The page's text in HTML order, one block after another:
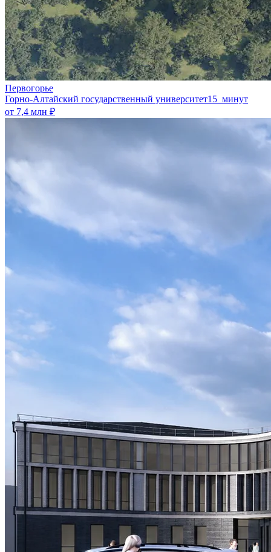
Первогорье
Горно-Алтайский государственный университет15 минут
от 7,4 млн ₽